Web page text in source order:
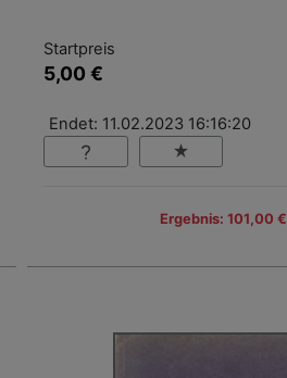
Startpreis
5,00 €
Endet: 11.02.2023 16:16:20
Ergebnis: 101,00 €